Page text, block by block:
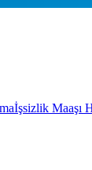
İşsizlik Maaşı